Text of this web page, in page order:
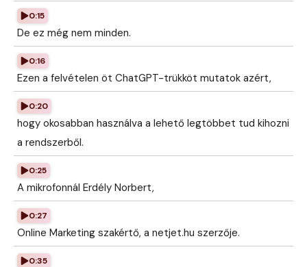
0:15
De ez még nem minden.
0:16
Ezen a felvételen öt ChatGPT-trükköt mutatok azért,
0:20
hogy okosabban használva a lehető legtöbbet tud kihozni
a rendszerből.
0:25
A mikrofonnál Erdély Norbert,
0:27
Online Marketing szakértő, a netjet.hu szerzője.
0:35